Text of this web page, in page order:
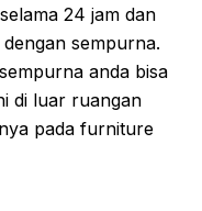
24 jam dan
sempurna.
anda bisa
di luar ruangan
pada furniture